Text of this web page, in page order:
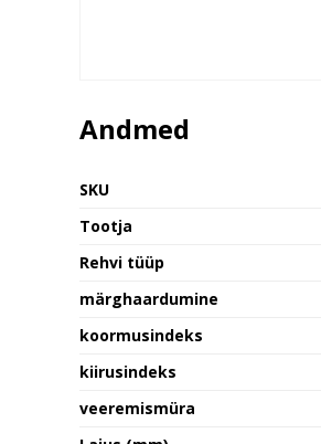
Andmed
SKU
Tootja
Rehvi tüüp
märghaardumine
koormusindeks
kiirusindeks
veeremismüra